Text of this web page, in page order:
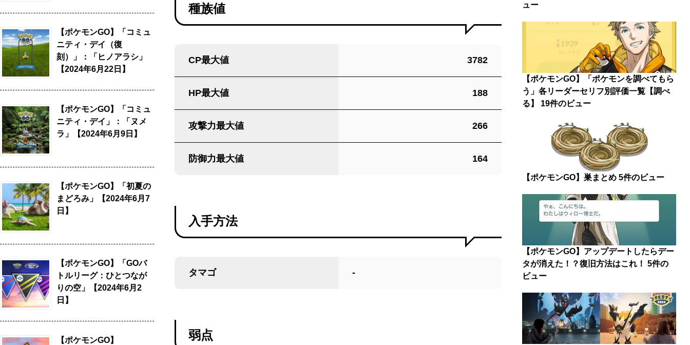
種族値
CP最大値 3782
HP最大値 188
攻撃力最大値 266
防御力最大値 164
入手方法
タマゴ -
弱点
【ポケモンGO】「コミュ
ニティ・デイ（復
刻）」：「ヒノアラシ」
【2024年6月22日】
【ポケモンGO】「コミュ
ニティ・デイ」：「ヌメ
ラ」【2024年6月9日】
【ポケモンGO】「初夏の
まどろみ」【2024年6月7
日】
【ポケモンGO】「GOバ
トルリーグ：ひとつなが
りの空」【2024年6月2
日】
【ポケモンGO】
ュー
【ポケモンGO】「ポケモンを調べてもら
う」各リーダーセリフ別評価一覧【調べ
る】
19件のビュー
【ポケモンGO】巣まとめ 5件のビュー
【ポケモンGO】アップデートしたらデー
タが消えた！？復旧方法はこれ！ 5件の
ビュー